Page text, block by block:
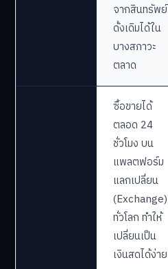
จากสินทรัพย์
ดั้งเดิมได้ใน
บางสภาวะ
ตลาด
ซื้อขายได้
ตลอด 24
ชั่วโมง บน
แพลตฟอร์ม
แลกเปลี่ยน
(Exchange)
ทั่วโลก ทำให้
เปลี่ยนเป็น
เงินสดได้ง่าย